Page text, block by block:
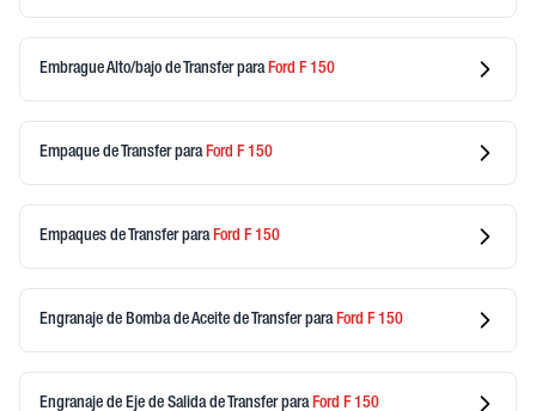
Embrague Alto/bajo de Transferpara Ford F 150
Empaque de Transferpara Ford F 150
Empaques de Transferpara Ford F 150
Engranaje de Bomba de Aceite de Transferpara Ford F 150
Engranaje de Eje de Salida de Transferpara Ford F 150